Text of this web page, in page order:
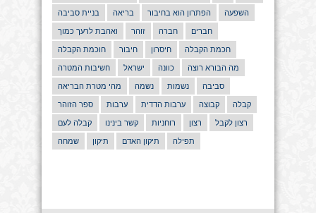
בניית סביבה בריאה הפתרון הוא בחיבור השפעה
ואהבת לרעך כמוך זוהר חברה חברים
חוכמת הקבלה חיבור חיסרון חכמת הקבלה
חשיבות המטרה ישראל כוונה מה הבורא רוצה
מהי מטרת הבריאה נשמה נשמות סביבה
ספר הזוהר ערבות ערבות הדדית קבוצה קבלה
קבלה לעם קשר בינינו רוחניות רצון רצון לקבל
שמחה תיקון תיקון האדם תפילה